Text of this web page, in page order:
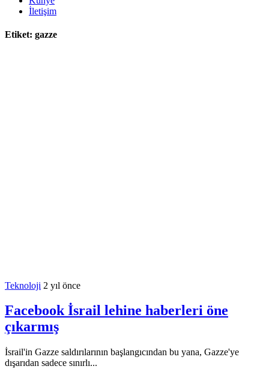
İletişim
Etiket: gazze
Teknoloji 2 yıl önce
Facebook İsrail lehine haberleri öne
çıkarmış
İsrail'in Gazze saldırılarının başlangıcından bu yana, Gazze'ye
dışarıdan sadece sınırlı...